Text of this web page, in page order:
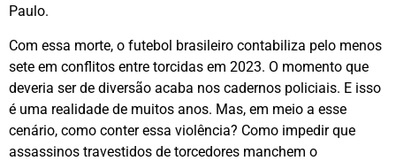
Paulo.
Com essa morte, o futebol brasileiro contabiliza pelo menos
sete em conflitos entre torcidas em 2023. O momento que
deveria ser de diversão acaba nos cadernos policiais. E isso
é uma realidade de muitos anos. Mas, em meio a esse
cenário, como conter essa violência? Como impedir que
assassinos travestidos de torcedores manchem o